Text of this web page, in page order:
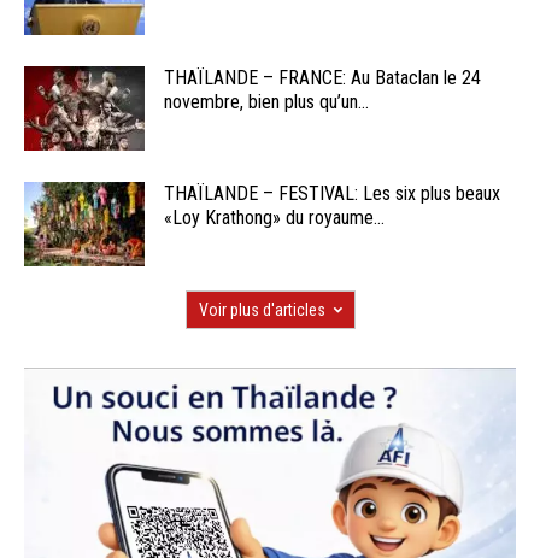
THAÏLANDE – FRANCE: Au Bataclan le 24
novembre, bien plus qu’un...
THAÏLANDE – FESTIVAL: Les six plus beaux
«Loy Krathong» du royaume...
Voir plus d'articles